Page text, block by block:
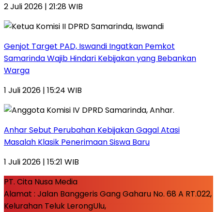
2 Juli 2026 | 21:28 WIB
Genjot Target PAD, Iswandi Ingatkan Pemkot
Samarinda Wajib Hindari Kebijakan yang Bebankan
Warga
1 Juli 2026 | 15:24 WIB
Anhar Sebut Perubahan Kebijakan Gagal Atasi
Masalah Klasik Penerimaan Siswa Baru
1 Juli 2026 | 15:21 WIB
PT. Cita Nusa Media
Alamat : Jalan Banggeris Gang Gaharu No. 68 A RT.022,
Kelurahan Teluk LerongUlu,